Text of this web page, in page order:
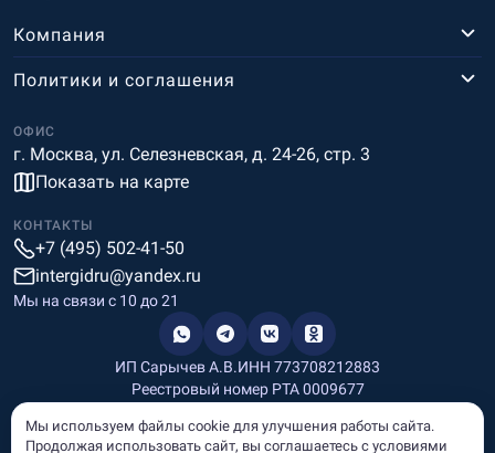
Компания
ОФИС
г. Москва, ул. Селезневская, д. 24-26, стр. 3
Показать на карте
Политики и соглашения
КОНТАКТЫ
+7 (495) 502-41-50
intergidru@yandex.ru
Мы на связи c 10 до 21
ИП Сарычев А.В.ИНН 773708212883
Реестровый номер РТА 0009677
Информация, размещённая на сайте, носит информационный
Мы используем файлы cookie для улучшения работы сайта.
Продолжая использовать сайт, вы соглашаетесь с условиями